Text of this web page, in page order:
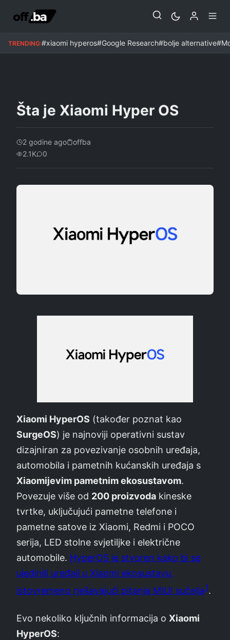
TRENDING:#xiaomi hyperos#Google Research#bolje alternative
MOBITELI
Šta je Xiaomi Hyper OS
2 godine ago
offba
2.1K
0
Xiaomi HyperOS (također poznat kao
SurgeOS) je najnoviji operativni sustav
dizajniran za povezivanje osobnih uređaja,
automobila i pametnih kućanskih uređaja s
Xiaomijevim pametnim ekosustavom.
Povezuje više od 200 proizvoda kineske
tvrtke, uključujući pametne telefone i
pametne satove iz Xiaomi, Redmi i POCO
serija, LED stolne svjetiljke i električne
automobile. HyperOS je stvoren kako bi se
ujedinili uređaji u Xiaomi ekosustavu,
istovremeno rješavajući pitanja MIUI sučelja1.
Evo nekoliko ključnih informacija o Xiaomi
HyperOS: